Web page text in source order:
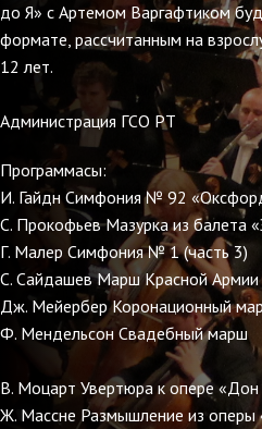
до Я» с Артемом Варгафтиком
формате, рассчитанным на
12 лет.
Администрация ГСО РТ
Программасы:
И. Гайдн Симфония № 92
С. Прокофьев Мазурка из балета
Г. Малер Симфония № 1 (часть 3)
С. Сайдашев Марш Красной Армии
Дж. Мейербер Коронационный
Ф. Мендельсон Свадебный марш
В. Моцарт Увертюра к опере
Ж. Массне Размышление из оперы